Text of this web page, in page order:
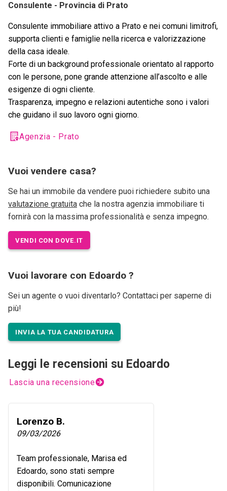
Consulente - Provincia di Prato
Consulente immobiliare attivo a Prato e nei comuni limitrofi,
supporta clienti e famiglie nella ricerca e valorizzazione
della casa ideale.
Forte di un background professionale orientato al rapporto
con le persone, pone grande attenzione all’ascolto e alle
esigenze di ogni cliente.
Trasparenza, impegno e relazioni autentiche sono i valori
che guidano il suo lavoro ogni giorno.
Agenzia - Prato
Vuoi vendere casa?
Se hai un immobile da vendere puoi richiedere subito una
valutazione gratuita che la nostra agenzia immobiliare ti
fornirà con la massima professionalità e senza impegno.
VENDI CON DOVE.IT
Vuoi lavorare con Edoardo ?
Sei un agente o vuoi diventarlo? Contattaci per saperne di
più!
INVIA LA TUA CANDIDATURA
Leggi le recensioni su Edoardo
Lascia una recensione
Lorenzo B.
09/03/2026
Team professionale, Marisa ed
Edoardo, sono stati sempre
disponibili. Comunicazione